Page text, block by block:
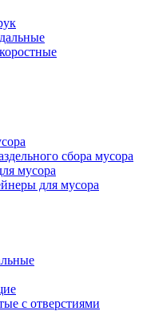
сбора мусора
мусора
для мусора
с отверстиями